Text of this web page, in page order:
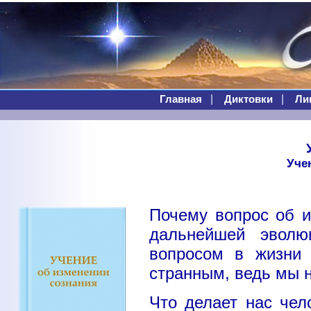
Главная Диктовки
Почему вопрос об
дальнейшей
вопросом в жизни
странным, ведь мы
Что делает нас